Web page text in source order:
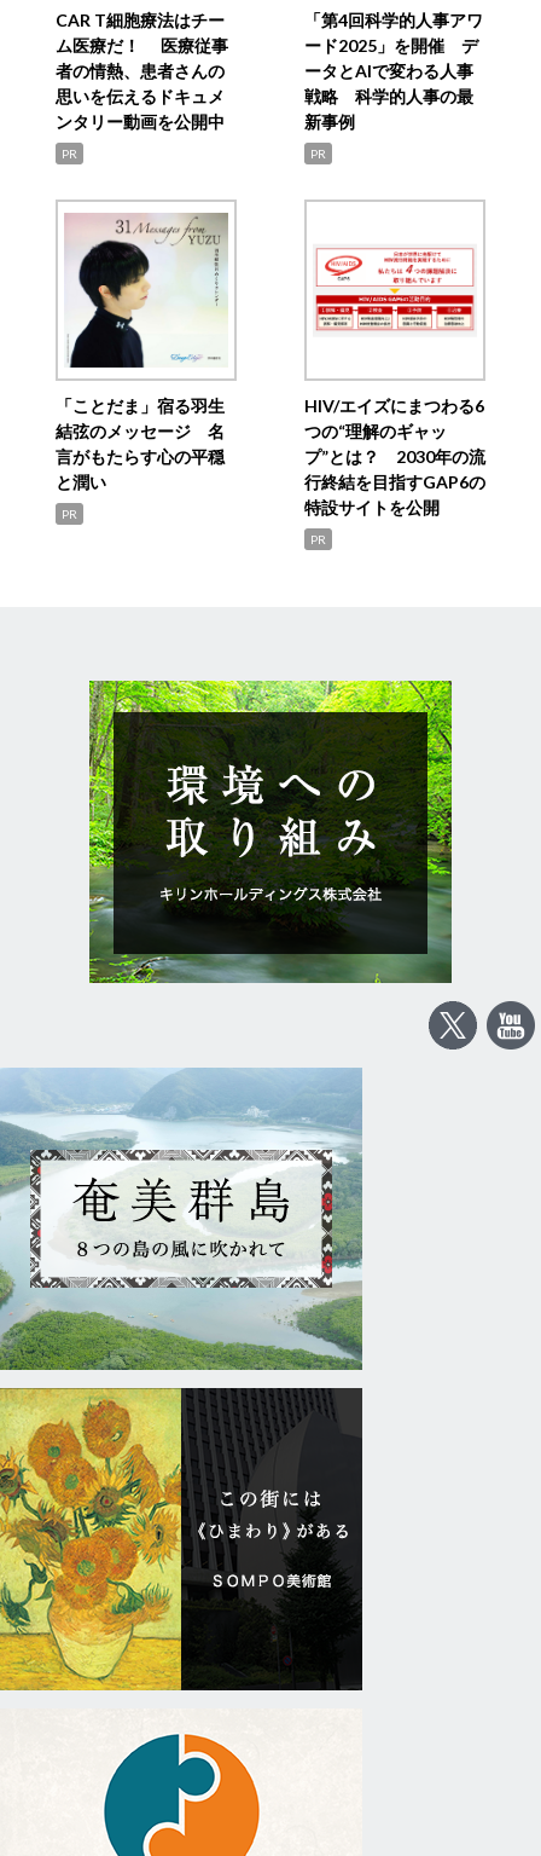
CAR T細胞療法はチー
ム医療だ！ 医療従事
者の情熱、患者さんの
思いを伝えるドキュメ
ンタリー動画を公開中
PR
「第4回科学的人事アワ
ード2025」を開催 デ
ータとAIで変わる人事
戦略 科学的人事の最
新事例
PR
「ことだま」宿る羽生
結弦のメッセージ 名
言がもたらす心の平穏
と潤い
PR
HIV/エイズにまつわる6
つの“理解のギャッ
プ”とは？ 2030年の流
行終結を目指すGAP6の
特設サイトを公開
PR